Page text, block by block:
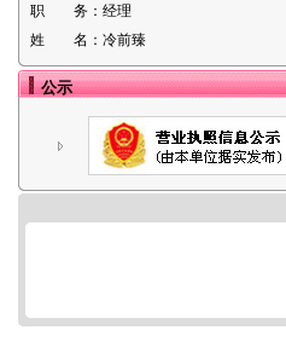
职 务： 经理
姓 名： 冷前臻
公示